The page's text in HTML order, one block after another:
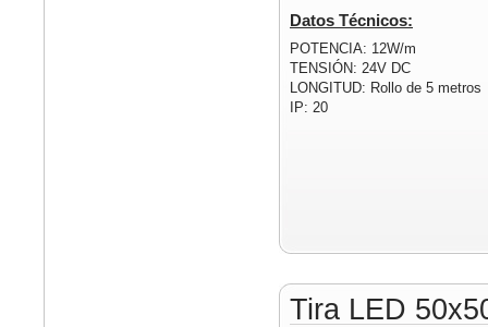
Datos Técnicos:
POTENCIA: 12W/m
TENSIÓN: 24V DC
LONGITUD: Rollo de 5 metros
IP: 20
Tira LED